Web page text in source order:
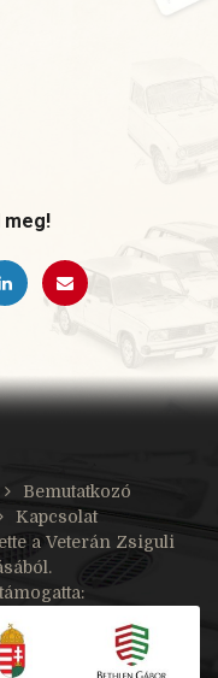
Bemutatkozó
Kapcsolat
a Veterán Zsiguli